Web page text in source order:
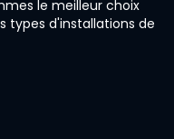
le meilleur choix
types d'installations de